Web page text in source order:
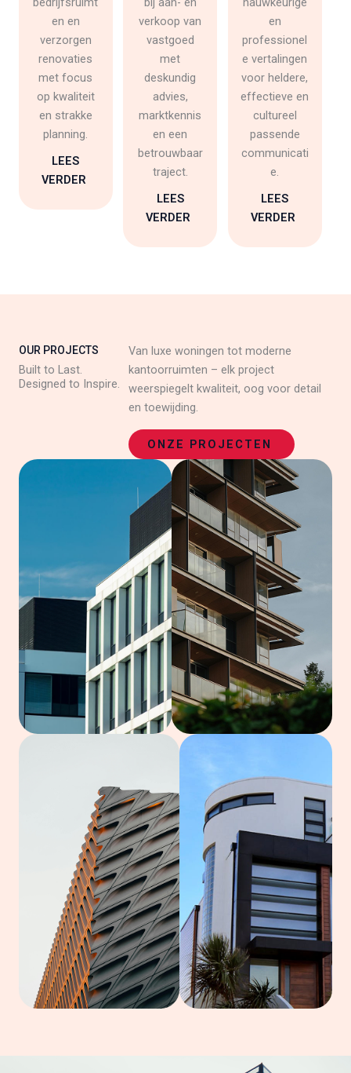
en en
verzorgen
renovaties
met focus
op kwaliteit
en strakke
planning.
LEES
VERDER
verkoop van
vastgoed
met
deskundig
advies,
marktkennis
en een
betrouwbaar
traject.
LEES
VERDER
en
professionel
e vertalingen
voor heldere,
effectieve en
cultureel
passende
communicati
e.
LEES
VERDER
OUR PROJECTS
Built to Last.
Designed to Inspire.
Van luxe woningen tot moderne
kantoorruimten – elk project
weerspiegelt kwaliteit, oog voor detail
en toewijding.
ONZE PROJECTEN